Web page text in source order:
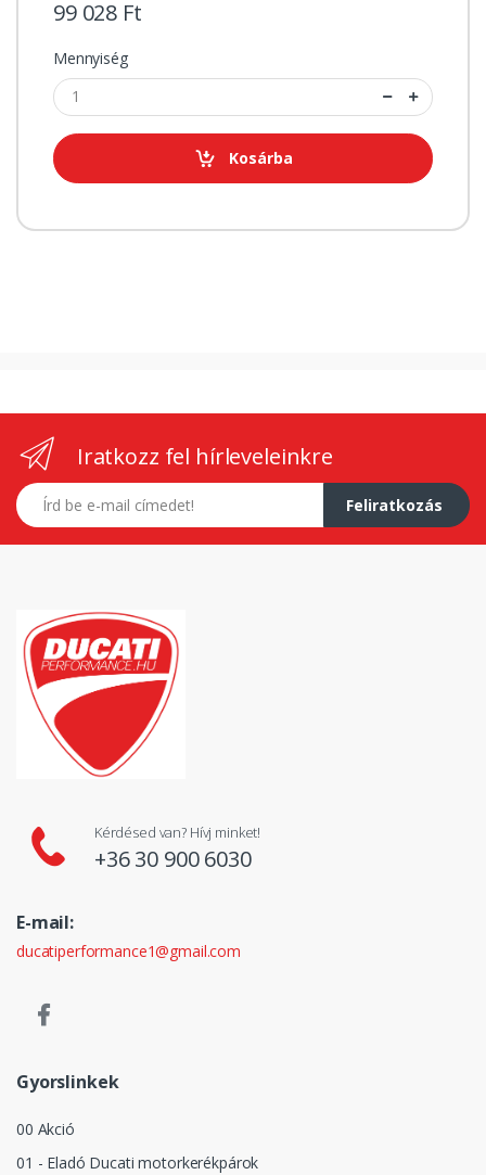
99 028 Ft
Mennyiség
Kosárba
Iratkozz fel hírleveleinkre
E-mail címed
Feliratkozás
Kérdésed van? Hívj minket!
+36 30 900 6030
E-mail:
ducatiperformance1@gmail.com
Gyorslinkek
00 Akció
01 - Eladó Ducati motorkerékpárok